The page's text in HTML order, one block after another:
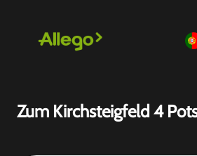
Zum Kirchsteigfeld 4